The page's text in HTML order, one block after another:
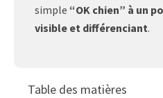
simple “OK chien” à un
visible et différenciant.
Table des matières